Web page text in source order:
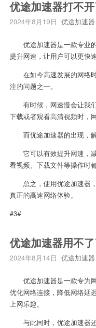
优途加速器打不开
2024年8月19日 优途加速器
优途加速器是一款专业的
提升网速，让用户可以更快
在如今高速发展的网络时
注的问题之一。
有时候，网速慢会让我们
下载或者观看高清视频时，
而优途加速器的出现，解
它可以有效提升网速，减
看视频、下载文件等操作时
总之，使用优途加速器，
真正的高速网络体验。
#3#
优途加速器用不了
2024年8月14日 优途加速器
优途加速器是一款专为网
优化网络连接，降低网络延
上网乐趣。
与此同时，优途加速器还